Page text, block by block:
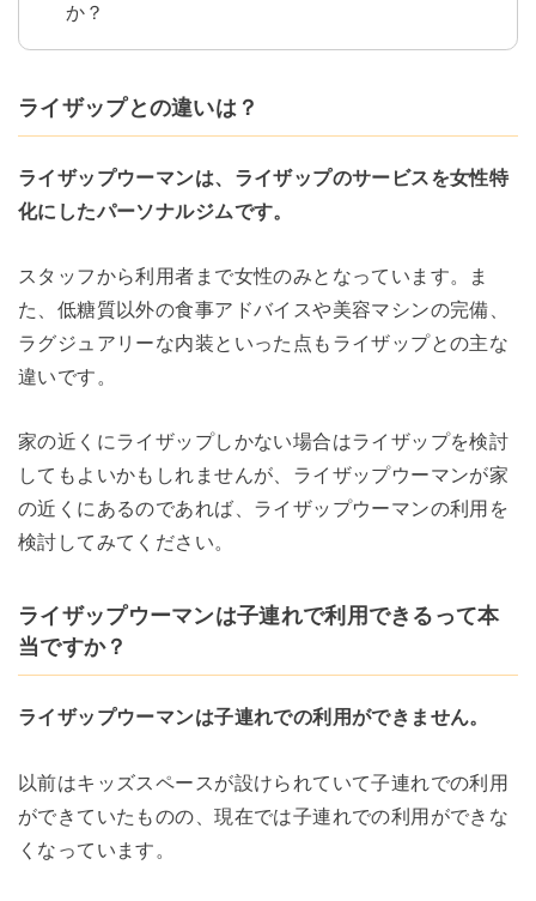
か？
ライザップとの違いは？
ライザップウーマンは、ライザップのサービスを女性特
化にしたパーソナルジムです。
スタッフから利用者まで女性のみとなっています。ま
た、低糖質以外の食事アドバイスや美容マシンの完備、
ラグジュアリーな内装といった点もライザップとの主な
違いです。
家の近くにライザップしかない場合はライザップを検討
してもよいかもしれませんが、ライザップウーマンが家
の近くにあるのであれば、ライザップウーマンの利用を
検討してみてください。
ライザップウーマンは子連れで利用できるって本
当ですか？
ライザップウーマンは子連れでの利用ができません。
以前はキッズスペースが設けられていて子連れでの利用
ができていたものの、現在では子連れでの利用ができな
くなっています。